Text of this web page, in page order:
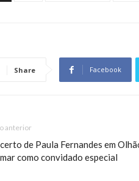
Share Facebook
anterior
de Paula Fernandes em
como convidado especial